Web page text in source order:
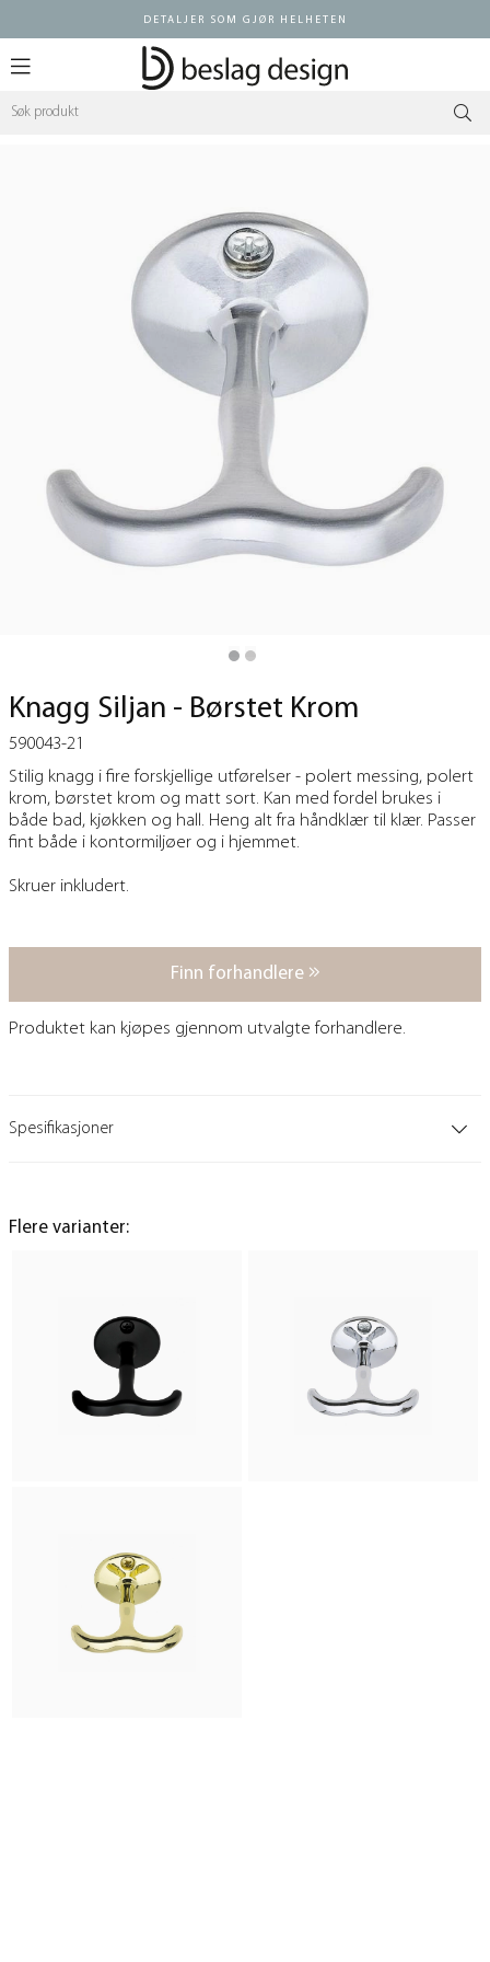
DETALJER SOM GJØR HELHETEN
Knagg Siljan - Børstet Krom
590043-21
Stilig knagg i fire forskjellige utførelser - polert messing, polert
krom, børstet krom og matt sort. Kan med fordel brukes i
både bad, kjøkken og hall. Heng alt fra håndklær til klær. Passer
fint både i kontormiljøer og i hjemmet.
Skruer inkludert.
Finn forhandlere
Produktet kan kjøpes gjennom utvalgte forhandlere.
Spesifikasjoner
Flere varianter: